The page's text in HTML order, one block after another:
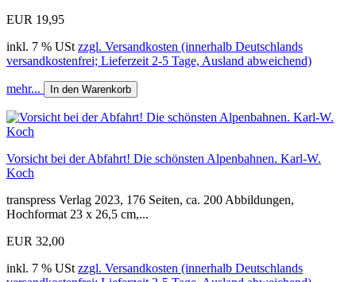
EUR 19,95
inkl. 7 % USt zzgl. Versandkosten (innerhalb Deutschlands
versandkostenfrei; Lieferzeit 2-5 Tage, Ausland abweichend)
mehr... In den Warenkorb
Vorsicht bei der Abfahrt! Die schönsten Alpenbahnen. Karl-W.
Koch
transpress Verlag 2023, 176 Seiten, ca. 200 Abbildungen,
Hochformat 23 x 26,5 cm,...
EUR 32,00
inkl. 7 % USt zzgl. Versandkosten (innerhalb Deutschlands